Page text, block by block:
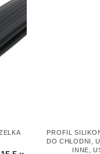
PROFIL
DO CHŁODNI ,
INNE,